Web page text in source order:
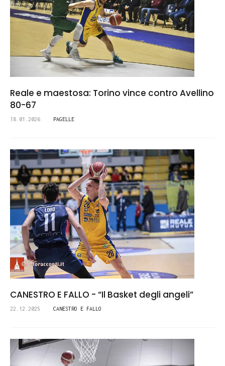
Reale e maestosa: Torino vince contro Avellino
80-67
18.01.2026 PAGELLE
CANESTRO E FALLO - “Il Basket degli angeli”
22.12.2025 CANESTRO E FALLO